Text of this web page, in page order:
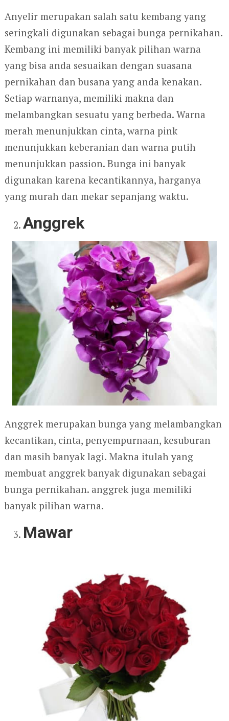
Anyelir merupakan salah satu kembang yang
seringkali digunakan sebagai bunga pernikahan.
Kembang ini memiliki banyak pilihan warna
yang bisa anda sesuaikan dengan suasana
pernikahan dan busana yang anda kenakan.
Setiap warnanya, memiliki makna dan
melambangkan sesuatu yang berbeda. Warna
merah menunjukkan cinta, warna pink
menunjukkan keberanian dan warna putih
menunjukkan passion. Bunga ini banyak
digunakan karena kecantikannya, harganya
yang murah dan mekar sepanjang waktu.
Anggrek
Anggrek merupakan bunga yang melambangkan
kecantikan, cinta, penyempurnaan, kesuburan
dan masih banyak lagi. Makna itulah yang
membuat anggrek banyak digunakan sebagai
bunga pernikahan. anggrek juga memiliki
banyak pilihan warna.
Mawar